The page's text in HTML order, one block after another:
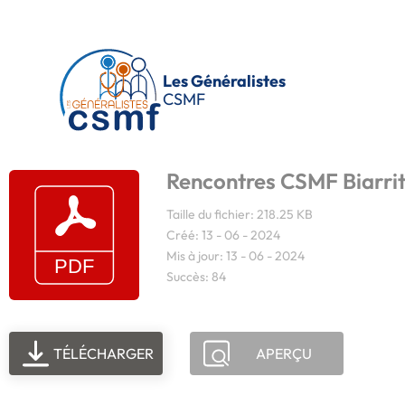
Les Généralistes
CSMF
Rencontres CSMF
Taille du fichier: 218.25 KB
Créé: 13 - 06 - 2024
Mis à jour: 13 - 06 - 2024
Succès: 84
TÉLÉCHARGER APERÇU